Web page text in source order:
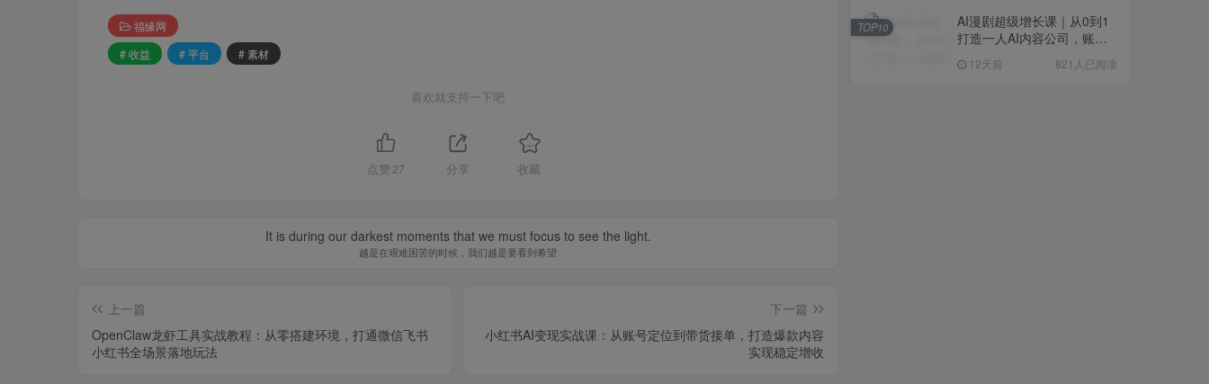
福缘网
# 收益
# 平台 # 素材
喜欢就支持一下吧
点赞 27 分享 收藏
It is during our darkest moments that we must focus to see the light.
越是在艰难困苦的时候，我们越是要看到希望
上一篇
OpenClaw龙虾工具实战教程：从零搭建环境，打通微信飞书
小红书全场景落地玩法
下一篇
小红书AI变现实战课：从账号定位到带货接单，打造爆款内容
实现稳定增收
AI漫剧超级增长课｜从0到1
打造一人AI内容公司，账号
流程实战
12天前 821人已阅读
TOP10